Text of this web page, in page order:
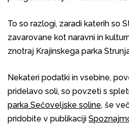
To so razlogi, zaradi katerih so
zavarovane kot naravni in
znotraj Krajinskega parka
Nekateri podatki in vsebine,
pridelavo soli, so povzeti s
parka Sečoveljske soline, še
pridobite v publikaciji